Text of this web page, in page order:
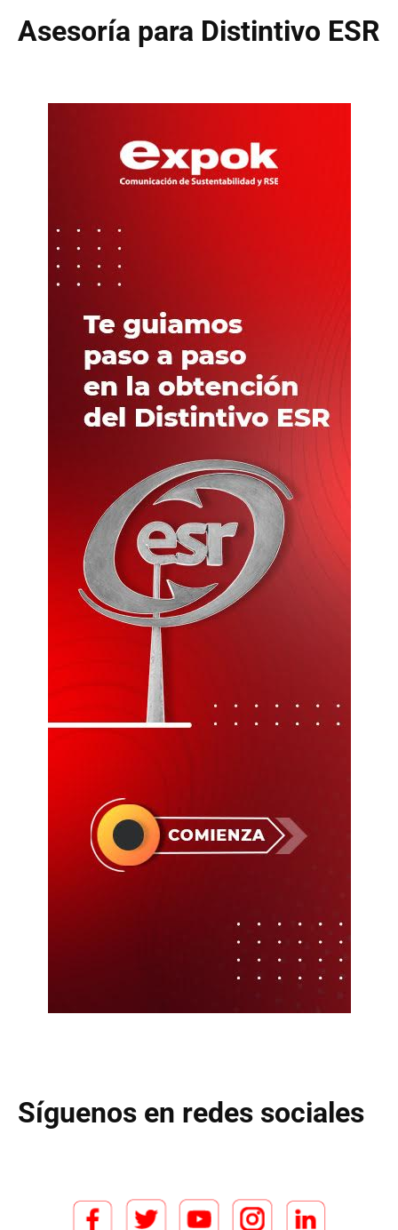
Asesoría para Distintivo ESR
Síguenos en redes sociales